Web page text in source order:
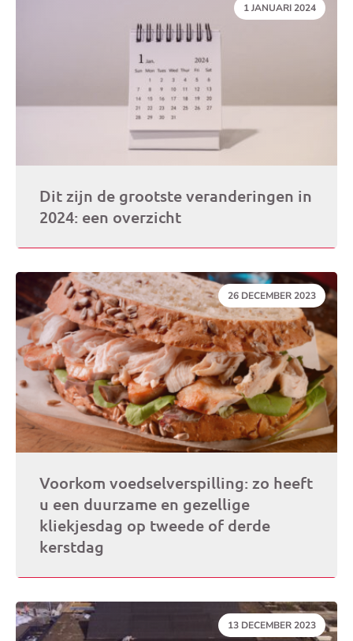
DATUM:
1 JANUARI 2024
Dit zijn de grootste veranderingen in
2024: een overzicht
DATUM:
26 DECEMBER 2023
Voorkom voedselverspilling: zo heeft
u een duurzame en gezellige
kliekjesdag op tweede of derde
kerstdag
DATUM:
13 DECEMBER 2023